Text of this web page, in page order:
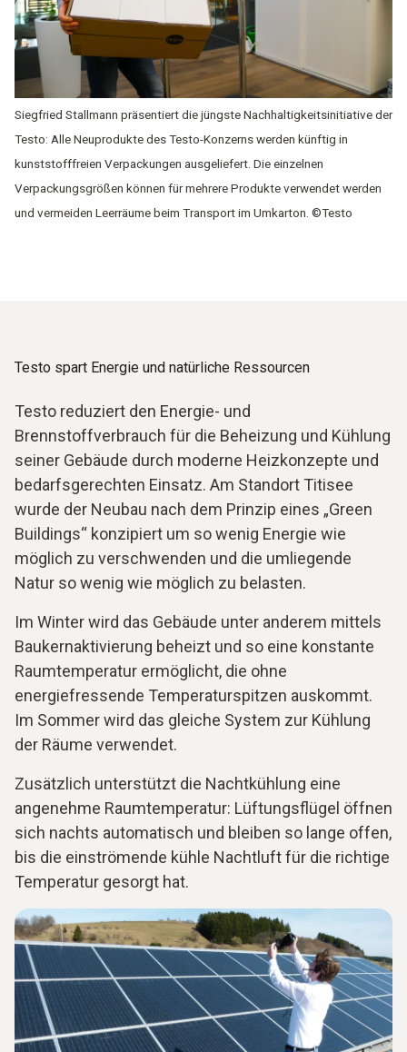
Siegfried Stallmann präsentiert die jüngste Nachhaltigkeitsinitiative der
Testo: Alle Neuprodukte des Testo-Konzerns werden künftig in
kunststofffreien Verpackungen ausgeliefert. Die einzelnen
Verpackungsgrößen können für mehrere Produkte verwendet werden
und vermeiden Leerräume beim Transport im Umkarton. ©Testo
Testo spart Energie und natürliche Ressourcen
Testo reduziert den Energie- und
Brennstoffverbrauch für die Beheizung und Kühlung
seiner Gebäude durch moderne Heizkonzepte und
bedarfsgerechten Einsatz. Am Standort Titisee
wurde der Neubau nach dem Prinzip eines „Green
Buildings“ konzipiert um so wenig Energie wie
möglich zu verschwenden und die umliegende
Natur so wenig wie möglich zu belasten.
Im Winter wird das Gebäude unter anderem mittels
Baukernaktivierung beheizt und so eine konstante
Raumtemperatur ermöglicht, die ohne
energiefressende Temperaturspitzen auskommt.
Im Sommer wird das gleiche System zur Kühlung
der Räume verwendet.
Zusätzlich unterstützt die Nachtkühlung eine
angenehme Raumtemperatur: Lüftungsflügel öffnen
sich nachts automatisch und bleiben so lange offen,
bis die einströmende kühle Nachtluft für die richtige
Temperatur gesorgt hat.